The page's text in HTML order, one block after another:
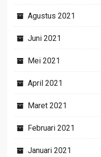
Agustus 2021
Juni 2021
Mei 2021
April 2021
Maret 2021
Februari 2021
Januari 2021